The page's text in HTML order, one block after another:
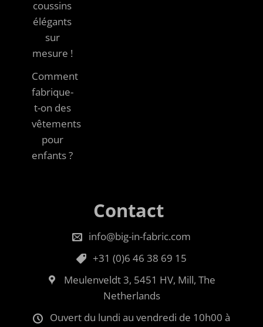
coussins
élégants
sur
mesure !
Comment
fabrique-
t-on des
vêtements
pour
enfants ?
Contact
info@big-in-fabric.com
+31 (0)6 46 38 69 15
Meulenveldt 3, 5451 HV, Mill, The
Netherlands
Ouvert du lundi au vendredi de 10h00 à